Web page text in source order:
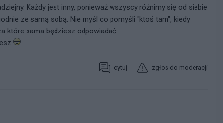
Każdy jest inny, ponieważ wszyscy różnimy się od siebie
ze samą sobą. Nie myśl co pomyśli "ktoś tam", kiedy
które sama będziesz odpowiadać.
cytuj zgłoś do moderacji